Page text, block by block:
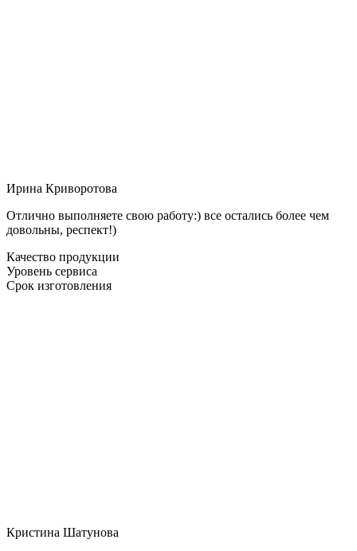
Ирина Криворотова
Отлично выполняете свою работу:) все остались более чем
довольны, респект!)
Качество продукции
Уровень сервиса
Срок изготовления
Кристина Шатунова